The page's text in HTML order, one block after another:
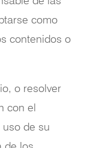
como
contenidos o
o resolver
con el
de su